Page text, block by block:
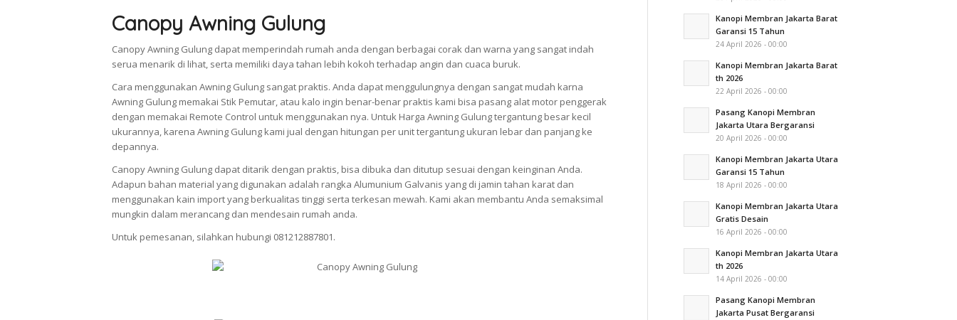
Canopy Awning Gulung
Canopy Awning Gulung dapat memperindah rumah anda dengan berbagai corak dan warna yang sangat indah
serua menarik di lihat, serta memiliki daya tahan lebih kokoh terhadap angin dan cuaca buruk.
Cara menggunakan Awning Gulung sangat praktis. Anda dapat menggulungnya dengan sangat mudah karna
Awning Gulung memakai Stik Pemutar, atau kalo ingin benar-benar praktis kami bisa pasang alat motor penggerak
dengan memakai Remote Control untuk menggunakan nya. Untuk Harga Awning Gulung tergantung besar kecil
ukurannya, karena Awning Gulung kami jual dengan hitungan per unit tergantung ukuran lebar dan panjang ke
depannya.
Canopy Awning Gulung dapat ditarik dengan praktis, bisa dibuka dan ditutup sesuai dengan keinginan Anda.
Adapun bahan material yang digunakan adalah rangka Alumunium Galvanis yang di jamin tahan karat dan
menggunakan kain import yang berkualitas tinggi serta terkesan mewah. Kami akan membantu Anda semaksimal
mungkin dalam merancang dan mendesain rumah anda.
Untuk pemesanan, silahkan hubungi 081212887801.
Kanopi Membran Jakarta Barat
Garansi 15 Tahun
24 April 2026 - 00:00
Kanopi Membran Jakarta Barat
th 2026
22 April 2026 - 00:00
Pasang Kanopi Membran
Jakarta Utara Bergaransi
20 April 2026 - 00:00
Kanopi Membran Jakarta Utara
Garansi 15 Tahun
18 April 2026 - 00:00
Kanopi Membran Jakarta Utara
Gratis Desain
16 April 2026 - 00:00
Kanopi Membran Jakarta Utara
th 2026
14 April 2026 - 00:00
Pasang Kanopi Membran
Jakarta Pusat Bergaransi